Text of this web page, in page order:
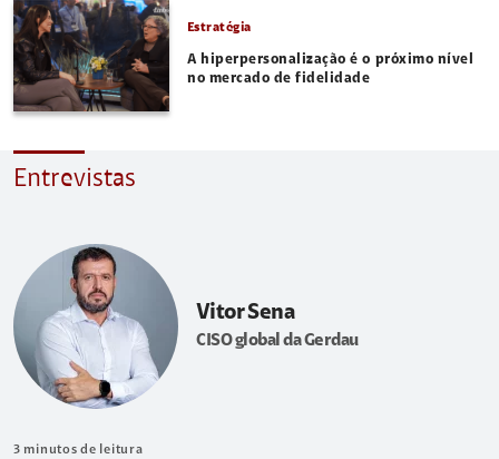
Estratégia
A hiperpersonalização é o próximo nível
no mercado de fidelidade
Entrevistas
Vitor Sena
CISO global da Gerdau
3 minutos de leitura